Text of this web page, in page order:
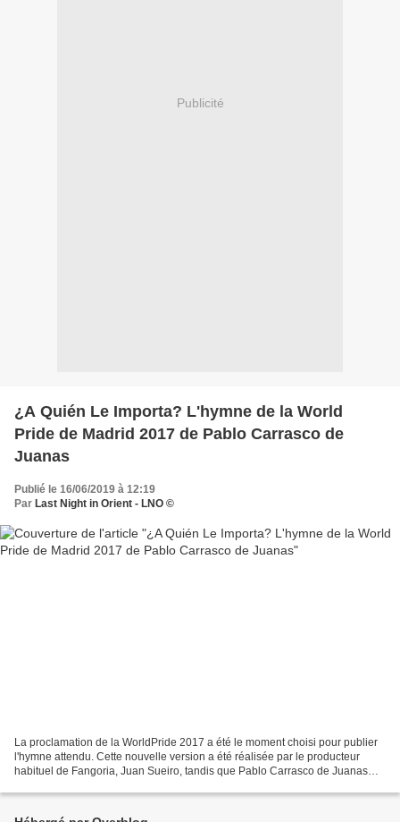
Publicité
¿A Quién Le Importa? L'hymne de la World
Pride de Madrid 2017 de Pablo Carrasco de
Juanas
Publié le 16/06/2019 à 12:19
Par Last Night in Orient - LNO ©
La proclamation de la WorldPride 2017 a été le moment choisi pour publier
l'hymne attendu. Cette nouvelle version a été réalisée par le producteur
habituel de Fangoria, Juan Sueiro, tandis que Pablo Carrasco de Juanas